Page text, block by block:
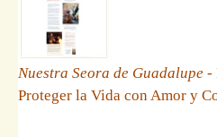
Nuestra Seora de Guadalupe -
Proteger la Vida con Amor y